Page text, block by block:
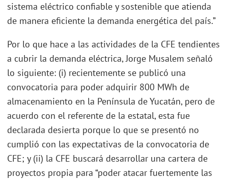
sistema eléctrico confiable y sostenible que atienda
de manera eficiente la demanda energética del país.”
Por lo que hace a las actividades de la CFE tendientes
a cubrir la demanda eléctrica, Jorge Musalem señaló
lo siguiente: (i) recientemente se publicó una
convocatoria para poder adquirir 800 MWh de
almacenamiento en la Península de Yucatán, pero de
acuerdo con el referente de la estatal, esta fue
declarada desierta porque lo que se presentó no
cumplió con las expectativas de la convocatoria de
CFE; y (ii) la CFE buscará desarrollar una cartera de
proyectos propia para “poder atacar fuertemente las